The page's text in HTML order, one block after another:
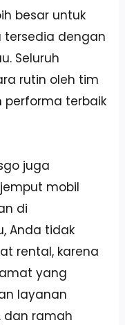
besar untuk
tersedia dengan
Seluruh
rutin oleh tim
performa terbaik
juga
mobil
di
Anda tidak
rental, karena
yang
layanan
dan ramah